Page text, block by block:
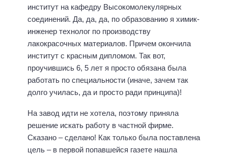
институт на кафедру Высокомолекулярных
соединений. Да, да, да, по образованию я химик-
инженер технолог по производству
лакокрасочных материалов. Причем окончила
институт с красным дипломом. Так вот,
проучившись 6, 5 лет я просто обязана была
работать по специальности (иначе, зачем так
долго училась, да и просто ради принципа)!
На завод идти не хотела, поэтому приняла
решение искать работу в частной фирме.
Сказано – сделано! Как только была поставлена
цель – в первой попавшейся газете нашла